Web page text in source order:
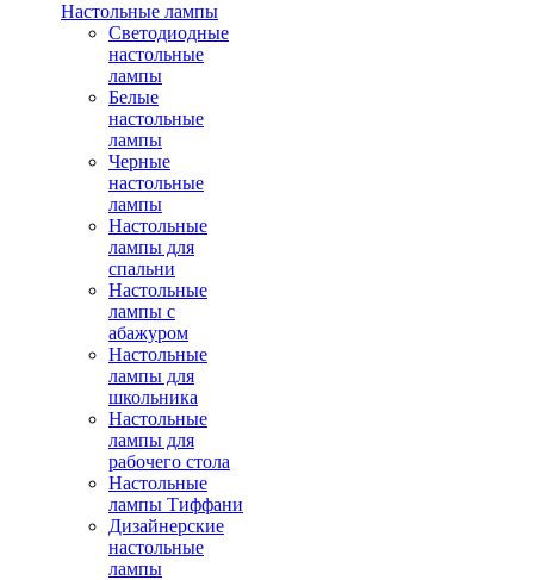
Настольные лампы
Светодиодные
настольные
лампы
Белые
настольные
лампы
Черные
настольные
лампы
Настольные
лампы для
спальни
Настольные
лампы с
абажуром
Настольные
лампы для
школьника
Настольные
лампы для
рабочего стола
Настольные
лампы Тиффани
Дизайнерские
настольные
лампы